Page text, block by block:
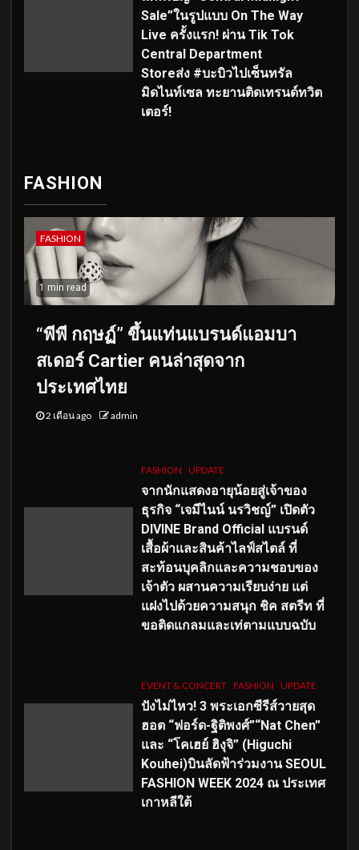
Sale”ในรูปแบบ On The Way
Live ครั้งแรก! ผ่าน Tik Tok
Central Department
Storeส่ง #บะบิวไปเซ็นทรัล
มิดไนท์เซล ทะยานติดเทรนด์ทวิต
เตอร์!
FASHION
FASHION
1 min read
“พีพี กฤษฏ์” ขึ้นแท่นแบรนด์แอมบา
สเดอร์ Cartier คนล่าสุดจาก
ประเทศไทย
2 เดือน ago admin
FASHION UPDATE
จากนักแสดงอายุน้อยสู่เจ้าของ
ธุรกิจ “เจมีไนน์ นรวิชญ์” เปิดตัว
DIVINE Brand Official แบรนด์
เสื้อผ้าและสินค้าไลฟ์สไตล์ ที่
สะท้อนบุคลิกและความชอบของ
เจ้าตัว ผสานความเรียบง่าย แต่
แฝงไปด้วยความสนุก ชิค สตรีท ที่
ขอติดแกลมและเท่ตามแบบฉบับ
EVENT & CONCERT FASHION UPDATE
ปังไม่ไหว! 3 พระเอกซีรีส์วายสุด
ฮอต “ฟอร์ด-ฐิติพงศ์”“Nat Chen”
และ “โคเฮย์ ฮิงุจิ” (Higuchi
Kouhei)บินลัดฟ้าร่วมงาน SEOUL
FASHION WEEK 2024 ณ ประเทศ
เกาหลีใต้